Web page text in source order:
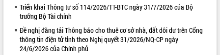
VIDEO
Triển khai Thông tư số 114/2026/TT-BTC ngày 31/7/2026 của Bộ
trưởng Bộ Tài chính
Đề nghị đăng tải Thông báo cho thuê cơ sở nhà, đất dôi dư trên Cổng
thông tin điện tử tỉnh theo Nghị quyết 31/2026/NQ-CP ngày
24/6/2026 của Chính phủ